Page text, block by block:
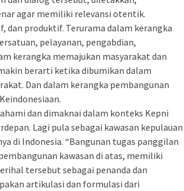
agar memiliki relevansi otentik.
produktif. Terurama dalam kerangka
pelayanan, pengabdian,
kerangka memajukan masyarakat dan
berarti ketika dibumikan dalam
Dan dalam kerangka pembangunan
dan dimaknai dalam konteks Kepni
Lagi pula sebagai kawasan kepulauan
di Indonesia. “Bangunan tugas panggilan
kawasan di atas, memiliki
tersebut sebagai penanda dan
artikulasi dan formulasi dari